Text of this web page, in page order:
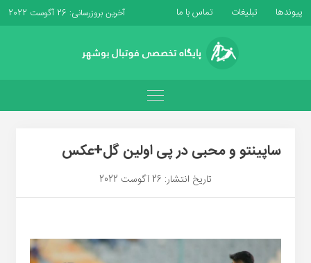
پیوندها تبلیغات تماس با ما آخرین بروزرسانی: 26 آگوست 2022
ساپینتو و محبی در پی اولین گل+عکس
تاریخ انتشار: 26 آگوست 2022